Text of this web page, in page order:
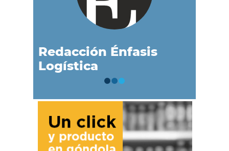
Redacción Énfasis
Logística